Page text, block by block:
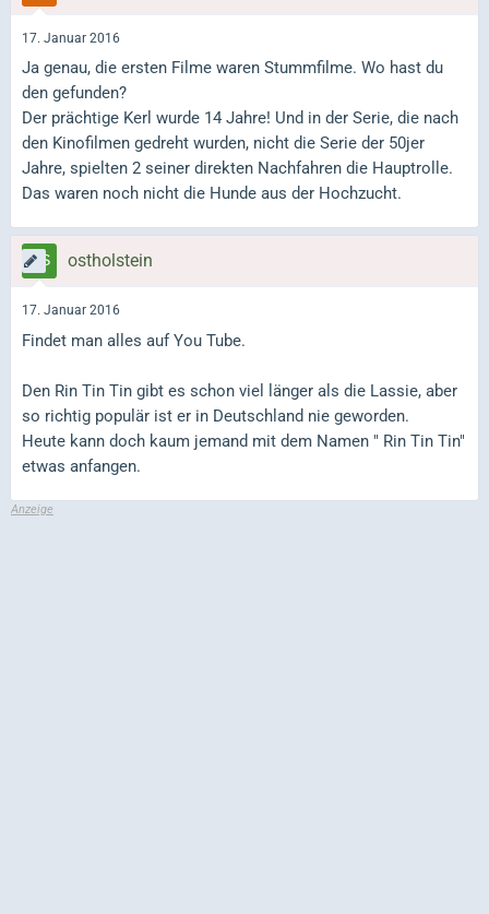
17. Januar 2016
Ja genau, die ersten Filme waren Stummfilme. Wo hast du
den gefunden?
Der prächtige Kerl wurde 14 Jahre! Und in der Serie, die nach
den Kinofilmen gedreht wurden, nicht die Serie der 50jer
Jahre, spielten 2 seiner direkten Nachfahren die Hauptrolle.
Das waren noch nicht die Hunde aus der Hochzucht.
ostholstein
17. Januar 2016
Findet man alles auf You Tube.
Den Rin Tin Tin gibt es schon viel länger als die Lassie, aber
so richtig populär ist er in Deutschland nie geworden.
Heute kann doch kaum jemand mit dem Namen " Rin Tin Tin"
etwas anfangen.